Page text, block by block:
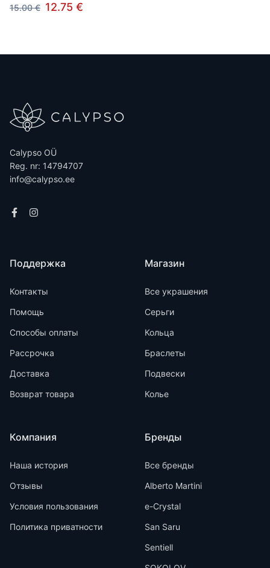
15.00 € 12.75 €
Calypso OÜ
Reg. nr: 14794707
info@calypso.ee
Поддержка
Контакты
Помощь
Способы оплаты
Рассрочка
Доставка
Возврат товара
Компания
Наша история
Отзывы
Условия пользования
Политика приватности
Магазин
Все украшения
Серьги
Кольца
Браслеты
Подвески
Колье
Бренды
Все бренды
Alberto Martini
e-Crystal
San Saru
Sentiell